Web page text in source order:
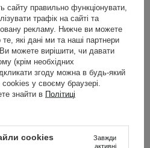
правильно функціонувати,
трафік на сайті та
рекламу. Нижче ви можете
які дані ми та наші партнери
можете вирішити, чи давати
(крім необхідних
згоду можна в будь-який
у своєму браузері.
знайти в Політиці
cookies
Завжди
активні